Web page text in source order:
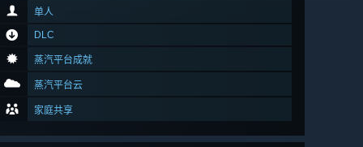
单人
DLC
蒸汽平台成就
蒸汽平台云
家庭共享